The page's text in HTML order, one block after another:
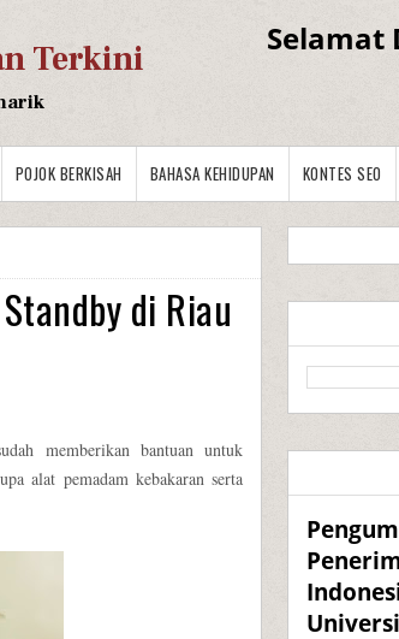
Terkini Selamat
POJOK BERKISAH BAHASA KEHIDUPAN KONTES SEO
di Riau
memberikan bantuan untuk
alat pemadam kebakaran serta